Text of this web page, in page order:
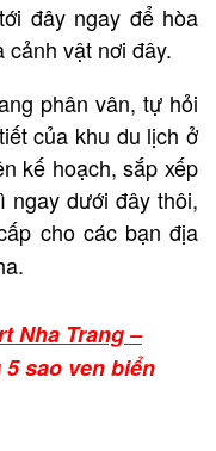
đây ngay để hòa
cảnh vật nơi đây.
phân vân, tự hỏi
của khu du lịch ở
kế hoạch, sắp xếp
ngay dưới đây thôi,
cho các bạn địa
Nha Trang –
sao ven biển